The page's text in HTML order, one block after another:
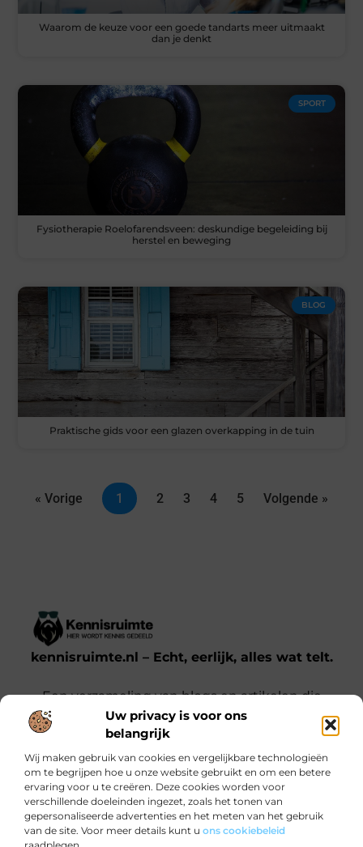
Uw privacy is voor ons
belangrijk
Wij maken gebruik van cookies en vergelijkbare technologieën
om te begrijpen hoe u onze website gebruikt en om een betere
ervaring voor u te creëren. Deze cookies worden voor
verschillende doeleinden ingezet, zoals het tonen van
gepersonaliseerde advertenties en het meten van het gebruik
van de site. Voor meer details kunt u ons cookiebeleid
Waarom de keuze voor een goede tandarts meer uitmaakt
dan je denkt
SPORT
Fysiotherapie Roelofarendsveen: deskundige begeleiding bij
herstel en beweging
BLOG
Praktische gids voor een glazen overkapping in de tuin
« Vorige 1 2 3 4 5 Volgende »
kennisruimte.nl – Echt, eerlijk, alles wat telt.
Een verzameling van blogs en artikelen die
een breed scala aan onderwerpen uit het
dagelijks leven behandelen.
Onze informatie
Bericht categorie